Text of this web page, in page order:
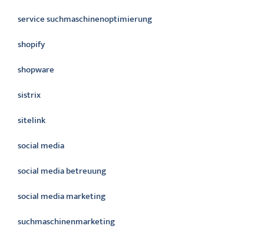
service suchmaschinenoptimierung
shopify
shopware
sistrix
sitelink
social media
social media betreuung
social media marketing
suchmaschinenmarketing